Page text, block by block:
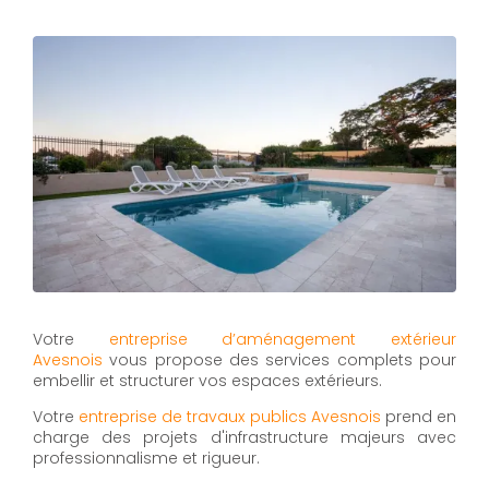
Votre entreprise d’aménagement extérieur
Avesnois vous propose des services complets pour
embellir et structurer vos espaces extérieurs.
Votre entreprise de travaux publics Avesnois prend en
charge des projets d'infrastructure majeurs avec
professionnalisme et rigueur.